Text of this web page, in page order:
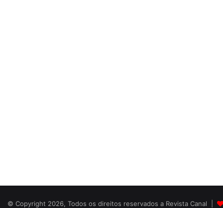
© Copyright 2026, Todos os direitos reservados a Revista Canal |